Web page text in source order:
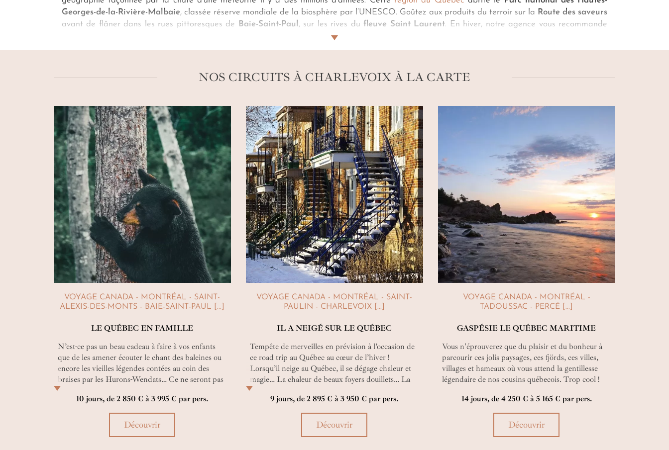
Georges-de-la-Rivière-Malbaie, classée réserve mondiale de la biosphère par l’UNESCO. Goûtez aux produits du terroir sur la Route des saveurs
avant de flâner dans les rues pittoresques de Baie-Saint-Paul, sur les rives du fleuve Saint Laurent. En hiver, notre agence vous recommande
une aventure en motoneige au cœur des paysages enneigés. Notre conciergerie vous organise un survol de la région, suivi d’une visite des moulins
NOS CIRCUITS À CHARLEVOIX À LA CARTE
VOYAGE CANADA - MONTRÉAL - SAINT-
ALEXIS-DES-MONTS - BAIE-SAINT-PAUL [...]
LE QUÉBEC EN FAMILLE
N’est-ce pas un beau cadeau à faire à vos enfants
que de les amener écouter le chant des baleines ou
encore les vieilles légendes contées au coin des
braises par les Hurons-Wendats… Ce ne seront pas
les seuls souvenirs qu’ils garderont à jamais de ce
voyage au Canada en famille !
10 jours, de 2 850 € à 3 995 € par pers.
Découvrir
VOYAGE CANADA - MONTRÉAL - SAINT-
PAULIN - CHARLEVOIX [...]
IL A NEIGÉ SUR LE QUÉBEC
Tempête de merveilles en prévision à l’occasion de
ce road trip au Québec au cœur de l’hiver !
Lorsqu’il neige au Québec, il se dégage chaleur et
magie… La chaleur de beaux foyers douillets… La
magie de formidables activités au grand air… Deux
facettes à expérimenter pleinement avec cet
9 jours, de 2 895 € à 3 950 € par pers.
Découvrir
VOYAGE CANADA - MONTRÉAL -
TADOUSSAC - PERCÉ [...]
GASPÉSIE LE QUÉBEC MARITIME
Vous n'éprouverez que du plaisir et du bonheur à
parcourir ces jolis paysages, ces fjörds, ces villes,
villages et hameaux où vous attend la gentillesse
légendaire de nos cousins québecois. Trop cool !
14 jours, de 4 250 € à 5 165 € par pers.
Découvrir